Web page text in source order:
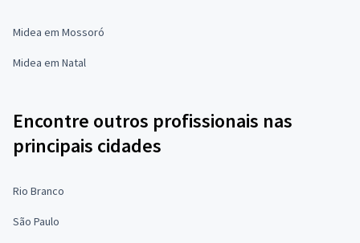
Midea em Mossoró
Midea em Natal
Encontre outros profissionais nas
principais cidades
Rio Branco
São Paulo